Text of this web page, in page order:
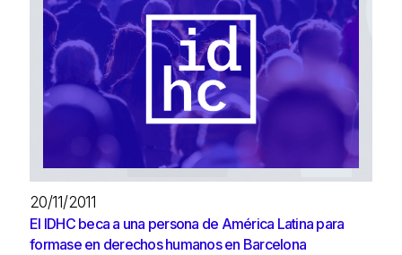
20/11/2011
El IDHC beca a una persona de América Latina para
formase en derechos humanos en Barcelona